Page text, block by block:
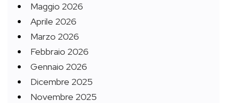
Maggio 2026
Aprile 2026
Marzo 2026
Febbraio 2026
Gennaio 2026
Dicembre 2025
Novembre 2025